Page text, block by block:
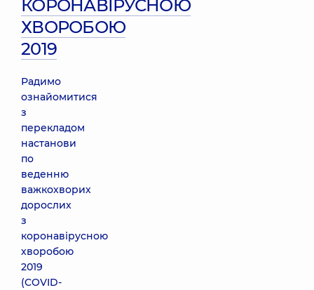
КОРОНАВІРУСНОЮ
ХВОРОБОЮ
2019
Радимо
ознайомитися
з
перекладом
настанови
по
веденню
важкохворих
дорослих
з
коронавірусною
хворобою
2019
(COVID-